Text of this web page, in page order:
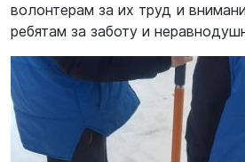
волонтерам за их труд и
ребятам за заботу и